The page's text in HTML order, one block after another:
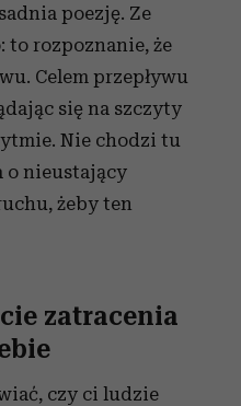
poezję. Ze
to rozpoznanie, że
Celem przepływu
się na szczyty
Nie chodzi tu
o nieustający
żeby ten
zatracenia
czy ci ludzie